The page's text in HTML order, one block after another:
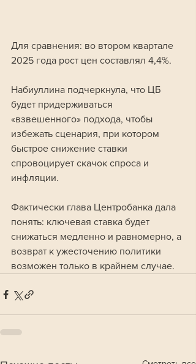
Для сравнения: во втором квартале
2025 года рост цен составлял 4,4%.
Набиуллина подчеркнула, что ЦБ
будет придерживаться
«взвешенного» подхода, чтобы
избежать сценария, при котором
быстрое снижение ставки
спровоцирует скачок спроса и
инфляции.
Фактически глава Центробанка дала
понять: ключевая ставка будет
снижаться медленно и равномерно, а
возврат к ужесточению политики
возможен только в крайнем случае.